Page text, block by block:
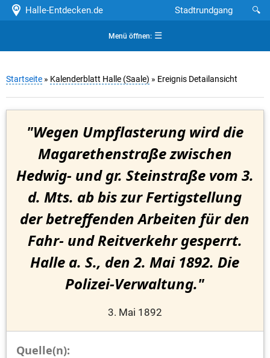
Halle-Entdecken.de 🔍
Stadtrundgang
Menü öffnen:☰
Startseite » Kalenderblatt Halle (Saale) » Ereignis Detailansicht
"Wegen Umpflasterung wird die
Magarethenstraße zwischen
Hedwig- und gr. Steinstraße vom 3.
d. Mts. ab bis zur Fertigstellung
der betreffenden Arbeiten für den
Fahr- und Reitverkehr gesperrt.
Halle a. S., den 2. Mai 1892. Die
Polizei-Verwaltung."
3. Mai 1892
Quelle(n):